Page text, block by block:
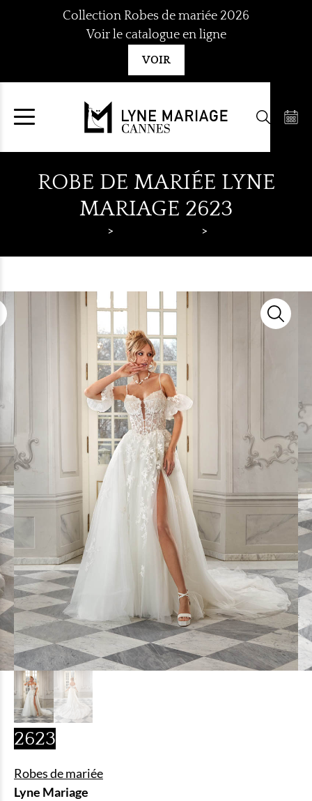
Collection Robes de mariée 2026
Voir le catalogue en ligne
VOIR
ROBE DE MARIÉE LYNE
MARIAGE 2623
2623
Robes de mariée
Lyne Mariage